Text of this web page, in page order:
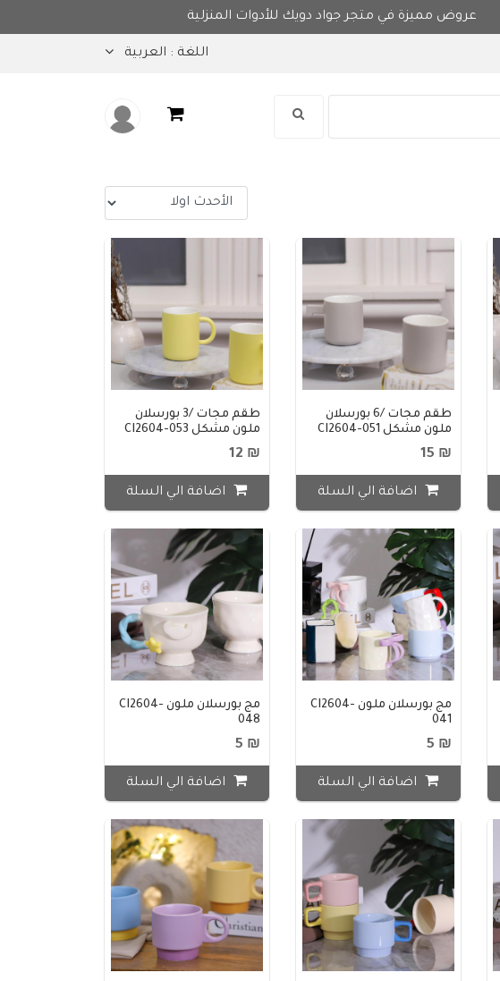
عروض مميزة في متجر جواد دويك للأدوات المنزلية
اللغة : العربية
طقم مجات /6 بورسلان
ملون مشكل CI2604-051
₪ 15
اضافة الي السلة
طقم مجات /3 بورسلان
ملون مشكل CI2604-053
₪ 12
اضافة الي السلة
مج بورسلان ملون CI2604-
041
₪ 5
اضافة الي السلة
مج بورسلان ملون CI2604-
048
₪ 5
اضافة الي السلة